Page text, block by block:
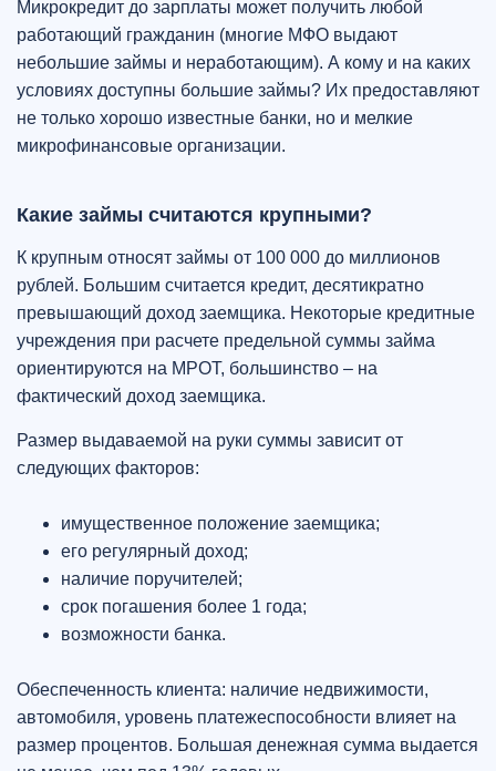
Микрокредит до зарплаты может получить любой
работающий гражданин (многие МФО выдают
небольшие займы и неработающим). А кому и на каких
условиях доступны большие займы? Их предоставляют
не только хорошо известные банки, но и мелкие
микрофинансовые организации.
Какие займы считаются крупными?
К крупным относят займы от 100 000 до миллионов
рублей. Большим считается кредит, десятикратно
превышающий доход заемщика. Некоторые кредитные
учреждения при расчете предельной суммы займа
ориентируются на МРОТ, большинство – на
фактический доход заемщика.
Размер выдаваемой на руки суммы зависит от
следующих факторов:
имущественное положение заемщика;
его регулярный доход;
наличие поручителей;
срок погашения более 1 года;
возможности банка.
Обеспеченность клиента: наличие недвижимости,
автомобиля, уровень платежеспособности влияет на
размер процентов. Большая денежная сумма выдается